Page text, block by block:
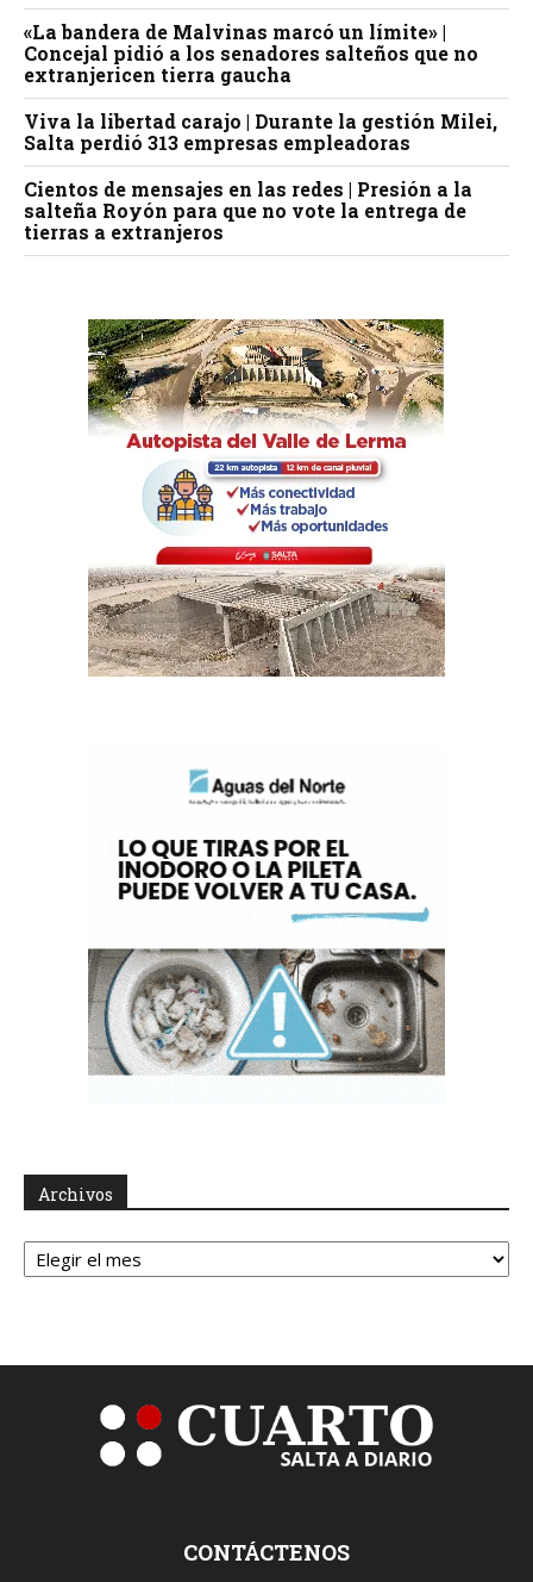
«La bandera de Malvinas marcó un límite» |
Concejal pidió a los senadores salteños que no
extranjericen tierra gaucha
Viva la libertad carajo | Durante la gestión Milei,
Salta perdió 313 empresas empleadoras
Cientos de mensajes en las redes | Presión a la
salteña Royón para que no vote la entrega de
tierras a extranjeros
Archivos
Archivos
CONTÁCTENOS